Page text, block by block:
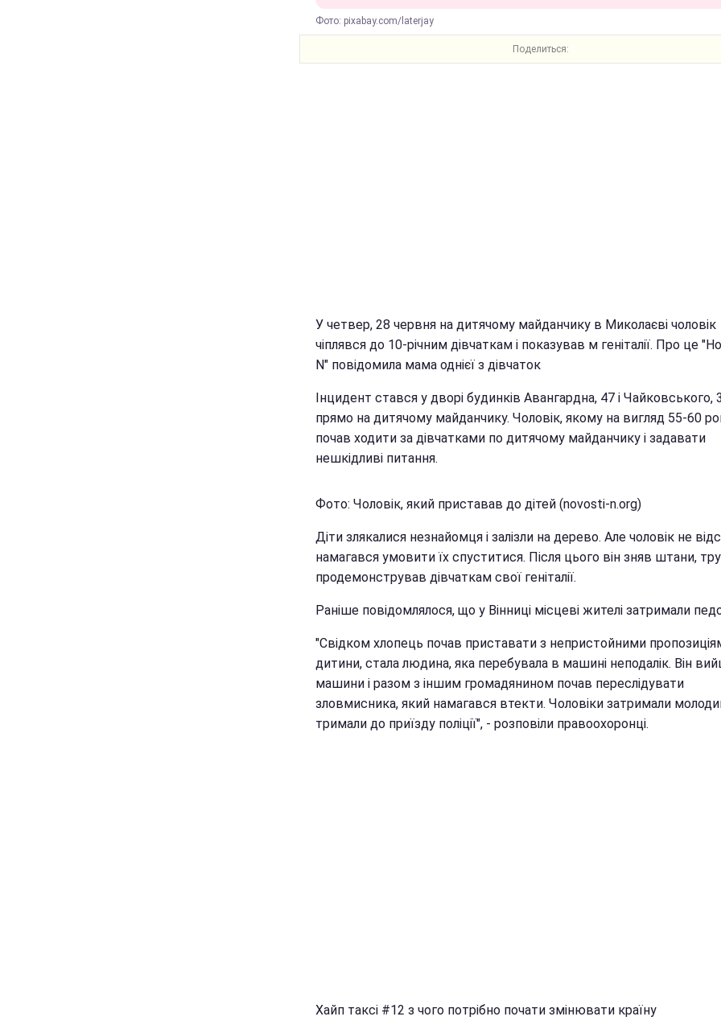
Фото: pixabay.com/laterjay
Поделиться:
У четвер, 28 червня на дитячому майданчику в Миколаєві чоловік
чіплявся до 10-річним дівчаткам і показував м геніталії. Про це
N" повідомила мама однієї з дівчаток
Інцидент стався у дворі будинків Авангардна, 47 і Чайковського,
прямо на дитячому майданчику. Чоловік, якому на вигляд 55-60
почав ходити за дівчатками по дитячому майданчику і задавати
нешкідливі питання.
Фото: Чоловік, який приставав до дітей (novosti-n.org)
Діти злякалися незнайомця і залізли на дерево. Але чоловік не
намагався умовити їх спуститися. Після цього він зняв штани,
продемонстрував дівчаткам свої геніталії.
Раніше повідомлялося, що у Вінниці місцеві жителі затримали
"Свідком хлопець почав приставати з непристойними
дитини, стала людина, яка перебувала в машині неподалік. Він
машини і разом з іншим громадянином почав переслідувати
зловмисника, який намагався втекти. Чоловіки затримали
тримали до приїзду поліції", - розповіли правоохоронці.
Хайп таксі #12 з чого потрібно почати змінювати країну